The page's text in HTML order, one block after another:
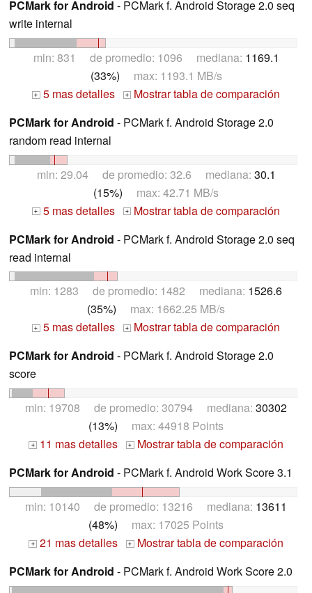
PCMark for Android - PCMark f. Android Storage 2.0 seq
write internal
min: 831 de promedio: 1096 mediana: 1169.1
(33%) max: 1193.1 MB/s
+ 5 mas detalles +
Mostrar tabla de comparación
PCMark for Android - PCMark f. Android Storage 2.0
random read internal
min: 29.04 de promedio: 32.6 mediana: 30.1
(15%) max: 42.71 MB/s
+ 5 mas detalles +
Mostrar tabla de comparación
PCMark for Android - PCMark f. Android Storage 2.0 seq
read internal
min: 1283 de promedio: 1482 mediana: 1526.6
(35%) max: 1662.25 MB/s
+ 5 mas detalles +
Mostrar tabla de comparación
PCMark for Android - PCMark f. Android Storage 2.0
score
min: 19708 de promedio: 30794 mediana: 30302
(13%) max: 44918 Points
+ 11 mas detalles + Mostrar tabla de comparación
PCMark for Android - PCMark f. Android Work Score 3.1
min: 10140 de promedio: 13216 mediana: 13611
(48%) max: 17025 Points
+ 21 mas detalles + Mostrar tabla de comparación
PCMark for Android - PCMark f. Android Work Score 2.0